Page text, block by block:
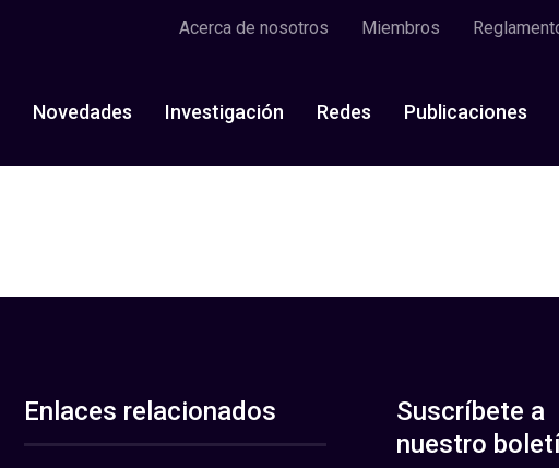
Acerca de nosotros Miembros
Novedades Investigación Redes Publicaciones
Enlaces relacionados
Suscríbete a
nuestro